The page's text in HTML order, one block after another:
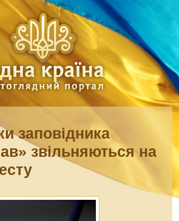
заповідника
звільняються на